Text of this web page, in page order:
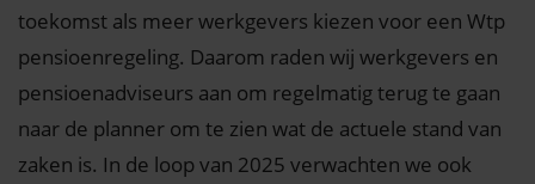
toekomst als meer werkgevers kiezen voor een Wtp
pensioenregeling. Daarom raden wij werkgevers en
pensioenadviseurs aan om regelmatig terug te gaan
naar de planner om te zien wat de actuele stand van
zaken is. In de loop van 2025 verwachten we ook